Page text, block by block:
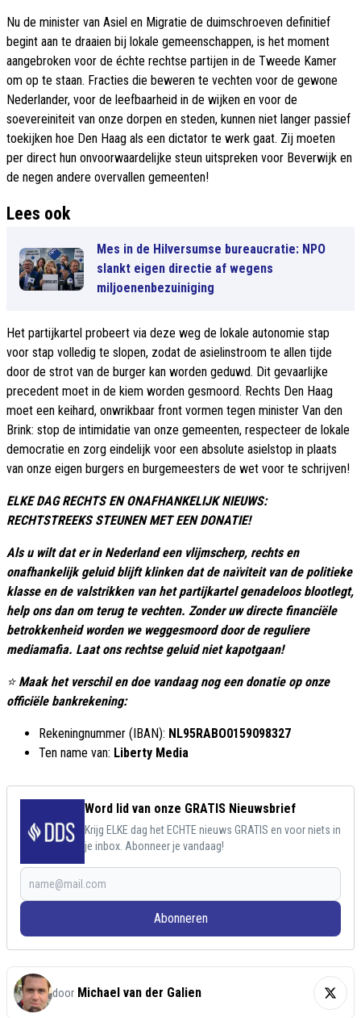
Nu de minister van Asiel en Migratie de duimschroeven definitief
begint aan te draaien bij lokale gemeenschappen, is het moment
aangebroken voor de échte rechtse partijen in de Tweede Kamer
om op te staan. Fracties die beweren te vechten voor de gewone
Nederlander, voor de leefbaarheid in de wijken en voor de
soevereiniteit van onze dorpen en steden, kunnen niet langer passief
toekijken hoe Den Haag als een dictator te werk gaat. Zij moeten
per direct hun onvoorwaardelijke steun uitspreken voor Beverwijk en
de negen andere overvallen gemeenten!
Lees ook
Mes in de Hilversumse bureaucratie: NPO
slankt eigen directie af wegens
miljoenenbezuiniging
Het partijkartel probeert via deze weg de lokale autonomie stap
voor stap volledig te slopen, zodat de asielinstroom te allen tijde
door de strot van de burger kan worden geduwd. Dit gevaarlijke
precedent moet in de kiem worden gesmoord. Rechts Den Haag
moet een keihard, onwrikbaar front vormen tegen minister Van den
Brink: stop de intimidatie van onze gemeenten, respecteer de lokale
democratie en zorg eindelijk voor een absolute asielstop in plaats
van onze eigen burgers en burgemeesters de wet voor te schrijven!
ELKE DAG RECHTS EN ONAFHANKELIJK NIEUWS:
RECHTSTREEKS STEUNEN MET EEN DONATIE!
Als u wilt dat er in Nederland een vlijmscherp, rechts en
onafhankelijk geluid blijft klinken dat de naïviteit van de politieke
klasse en de valstrikken van het partijkartel genadeloos blootlegt,
help ons dan om terug te vechten. Zonder uw directe financiële
betrokkenheid worden we weggesmoord door de reguliere
mediamafia. Laat ons rechtse geluid niet kapotgaan!
⭐ Maak het verschil en doe vandaag nog een donatie op onze
officiële bankrekening:
Rekeningnummer (IBAN): NL95RABO0159098327
Ten name van: Liberty Media
Word lid van onze GRATIS Nieuwsbrief
Krijg ELKE dag het ECHTE nieuws GRATIS en voor niets in
je inbox. Abonneer je vandaag!
Abonneren
door Michael van der Galien